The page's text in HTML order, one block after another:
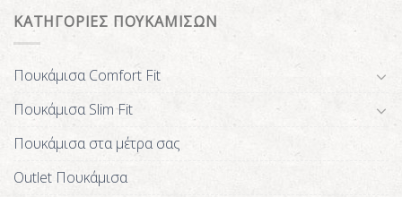
ΚΑΤΗΓΟΡΙΕΣ ΠΟΥΚΑΜΙΣΩΝ
Πουκάμισα Comfort Fit
Πουκάμισα Slim Fit
Πουκάμισα στα μέτρα σας
Outlet Πουκάμισα